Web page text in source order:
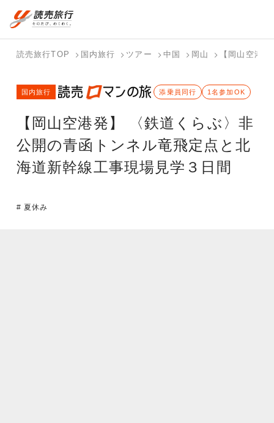
国内旅行トップ
を探す
（ブーケ）を探す
ら探す
テーマから写真から探
海外旅行トップ
ら探す
探す
す
読売旅行TOP 国内旅行 ツアー 中国 岡山 【岡山空港発
【岡山空港発】 〈鉄道くらぶ〉非
公開の青函トンネル竜飛定点と北
海道新幹線工事現場見学３日間
国内旅行 添乗員同行 1名参加OK
# 夏休み